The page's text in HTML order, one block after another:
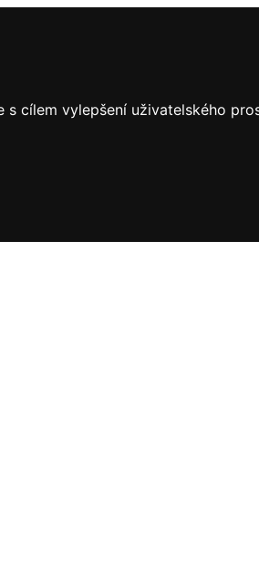
cílem vylepšení uživatelského